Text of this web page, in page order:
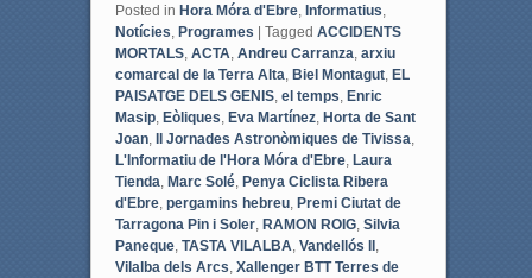
Posted in Hora Móra d'Ebre, Informatius
Notícies Programes | Tagged ACCIDENTS
MORTALS, ACTA Andreu Carranza arxiu
comarcal de la Terra Alta Biel Montagut, EL
PAISATGE DELS GENIS, el temps Enric
Masip, Eòliques Eva Martínez, Horta de Sant
Joan, II Jornades Astronòmiques de Tivissa
L'Informatiu de l'Hora Móra d'Ebre, Laura
Tienda Marc Solé, Penya Ciclista Ribera
d'Ebre, pergamins hebreu, Premi Ciutat de
Tarragona Pin i Soler, RAMON ROIG, Silvia
Paneque, TASTA VILALBA Vandellós II,
Vilalba dels Arcs Xallenger BTT Terres de